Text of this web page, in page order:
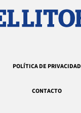
POLÍTICA DE PRIVACIDAD
CONTACTO